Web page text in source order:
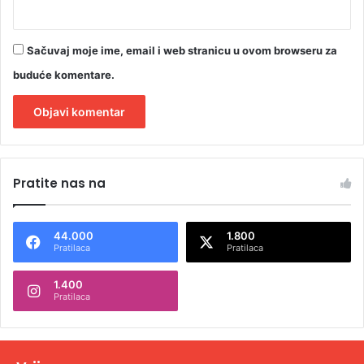
Sačuvaj moje ime, email i web stranicu u ovom browseru za
buduće komentare.
t
n
t
v
Pratite nas na
44.000
Pratilaca
1.800
Pratilaca
1.400
Pratilaca